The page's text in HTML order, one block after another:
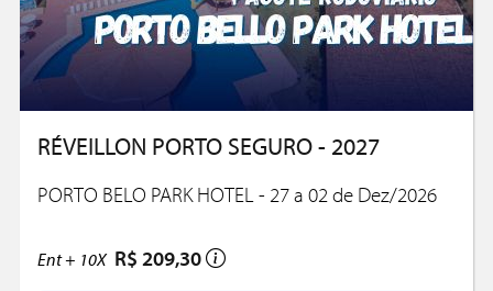
RÉVEILLON PORTO SEGURO - 2027
PORTO BELO PARK HOTEL - 27 a 02 de Dez/2026
Ent + 10X R$ 209,30